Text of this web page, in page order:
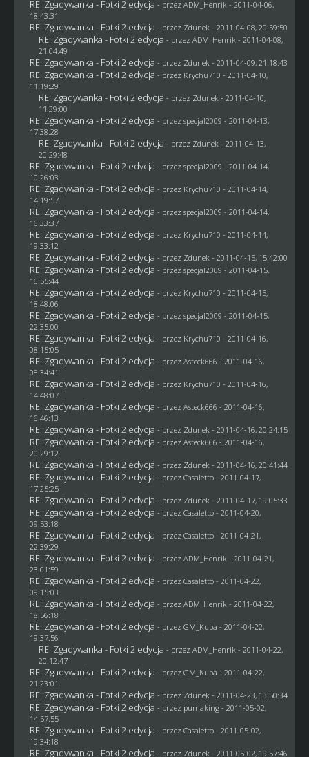
RE: Zgadywanka - Fotki 2 edycja - przez ADM_Henrik - 2011-04-06,
18:43:31
RE: Zgadywanka - Fotki 2 edycja - przez Zdunek - 2011-04-08, 20:59:50
RE: Zgadywanka - Fotki 2 edycja - przez ADM_Henrik - 2011-04-08,
21:04:49
RE: Zgadywanka - Fotki 2 edycja - przez Zdunek - 2011-04-09, 21:18:43
RE: Zgadywanka - Fotki 2 edycja - przez Krychu710 - 2011-04-10,
11:19:29
RE: Zgadywanka - Fotki 2 edycja - przez Zdunek - 2011-04-10,
11:39:00
RE: Zgadywanka - Fotki 2 edycja - przez specjal2009 - 2011-04-13,
17:38:28
RE: Zgadywanka - Fotki 2 edycja - przez Zdunek - 2011-04-13,
20:29:48
RE: Zgadywanka - Fotki 2 edycja - przez specjal2009 - 2011-04-14,
10:26:03
RE: Zgadywanka - Fotki 2 edycja - przez Krychu710 - 2011-04-14,
14:19:57
RE: Zgadywanka - Fotki 2 edycja - przez specjal2009 - 2011-04-14,
16:33:37
RE: Zgadywanka - Fotki 2 edycja - przez Krychu710 - 2011-04-14,
19:33:12
RE: Zgadywanka - Fotki 2 edycja - przez Zdunek - 2011-04-15, 15:42:00
RE: Zgadywanka - Fotki 2 edycja - przez specjal2009 - 2011-04-15,
16:55:44
RE: Zgadywanka - Fotki 2 edycja - przez Krychu710 - 2011-04-15,
18:48:06
RE: Zgadywanka - Fotki 2 edycja - przez specjal2009 - 2011-04-15,
22:35:00
RE: Zgadywanka - Fotki 2 edycja - przez Krychu710 - 2011-04-16,
08:15:05
RE: Zgadywanka - Fotki 2 edycja - przez Asteck666 - 2011-04-16,
08:34:41
RE: Zgadywanka - Fotki 2 edycja - przez Krychu710 - 2011-04-16,
14:48:07
RE: Zgadywanka - Fotki 2 edycja - przez Asteck666 - 2011-04-16,
16:46:13
RE: Zgadywanka - Fotki 2 edycja - przez Zdunek - 2011-04-16, 20:24:15
RE: Zgadywanka - Fotki 2 edycja - przez Asteck666 - 2011-04-16,
20:29:12
RE: Zgadywanka - Fotki 2 edycja - przez Zdunek - 2011-04-16, 20:41:44
RE: Zgadywanka - Fotki 2 edycja - przez Casaletto- 2011-04-17,
17:25:25
RE: Zgadywanka - Fotki 2 edycja - przez Zdunek - 2011-04-17, 19:05:33
RE: Zgadywanka - Fotki 2 edycja - przez Casaletto- 2011-04-20,
09:53:18
RE: Zgadywanka - Fotki 2 edycja - przez Casaletto- 2011-04-21,
22:39:29
RE: Zgadywanka - Fotki 2 edycja - przez ADM_Henrik - 2011-04-21,
23:01:59
RE: Zgadywanka - Fotki 2 edycja - przez Casaletto- 2011-04-22,
09:15:03
RE: Zgadywanka - Fotki 2 edycja - przez ADM_Henrik - 2011-04-22,
18:56:18
RE: Zgadywanka - Fotki 2 edycja - przez GM_Kuba - 2011-04-22,
19:37:56
RE: Zgadywanka - Fotki 2 edycja - przez ADM_Henrik - 2011-04-22,
20:12:47
RE: Zgadywanka - Fotki 2 edycja - przez GM_Kuba - 2011-04-22,
21:23:01
RE: Zgadywanka - Fotki 2 edycja - przez Zdunek - 2011-04-23, 13:50:34
RE: Zgadywanka - Fotki 2 edycja - przez pumaking- 2011-05-02,
14:57:55
RE: Zgadywanka - Fotki 2 edycja - przez Casaletto- 2011-05-02,
19:34:18
RE: Zgadywanka - Fotki 2 edycja - przez Zdunek - 2011-05-02, 19:57:46